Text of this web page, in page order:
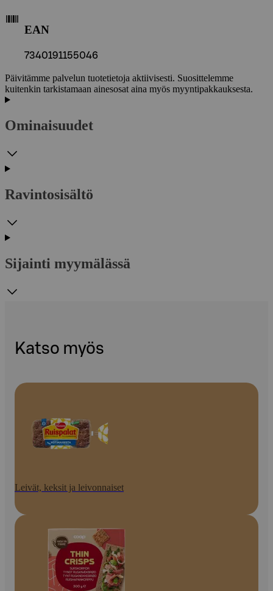
EAN
7340191155046
Päivitämme palvelun tuotetietoja aktiivisesti. Suosittelemme
kuitenkin tarkistamaan ainesosat aina myös myyntipakkauksesta.
Ominaisuudet
Ravintosisältö
Sijainti myymälässä
Katso myös
Leivät, keksit ja leivonnaiset